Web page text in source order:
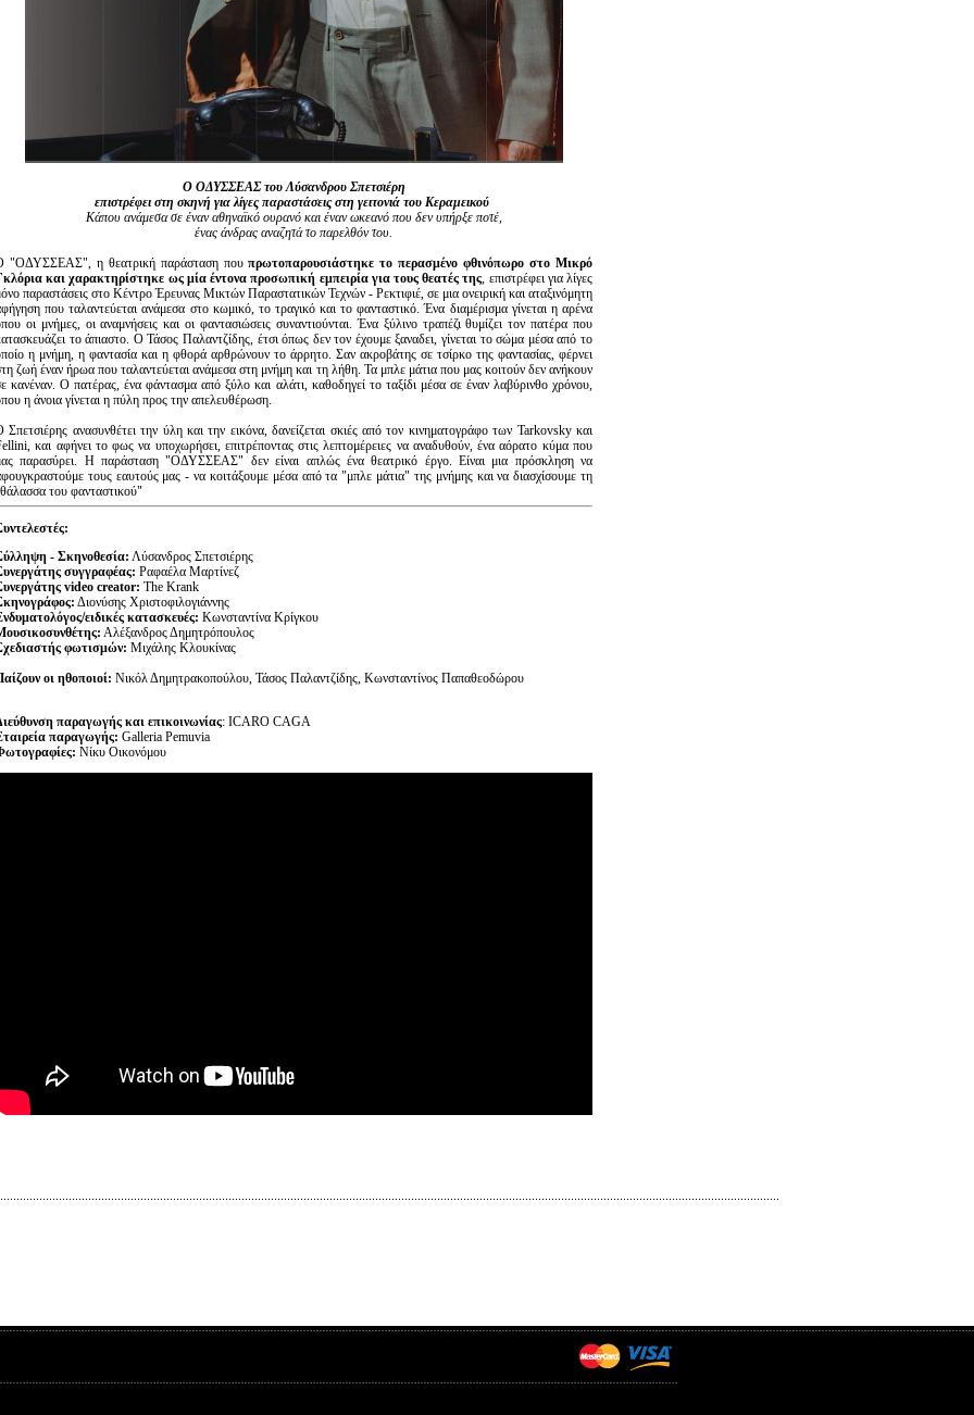
O ΟΔΥΣΣΕΑΣ του Λύσανδρου Σπετσιέρη
επιστρέφει στη σκηνή για λίγες παραστάσεις στη γειτονιά του Κεραμεικού
Κάπου ανάμεσα σε έναν αθηναϊκό ουρανό και έναν ωκεανό που δεν υπήρξε ποτέ,
ένας άνδρας αναζητά το παρελθόν του.
"ΟΔΥΣΣΕΑΣ", η θεατρική παράσταση πουπρωτοπαρουσιάστηκε το περασμένο φθινόπωρο στο Mικρό
και χαρακτηρίστηκε ως μία έντονα προσωπική εμπειρία για τους θεατές της, επιστρέφει για λίγες
παραστάσεις στο Κέντρο Έρευνας Μικτών Παραστατικών Τεχνών - Ρεκτιφιέ, σε μια ονειρική και αταξινόμητη
που ταλαντεύεται ανάμεσα στο κωμικό, το τραγικό και το φανταστικό. Ένα διαμέρισμα γίνεται η αρένα
οι μνήμες, οι αναμνήσεις και οι φαντασιώσεις συναντιούνται. Ένα ξύλινο τραπέζι θυμίζει τον πατέρα που
το άπιαστο. Ο Τάσος Παλαντζίδης, έτσι όπως δεν τον έχουμε ξαναδει, γίνεται το σώμα μέσα από το
η μνήμη, η φαντασία και η φθορά αρθρώνουν το άρρητο. Σαν ακροβάτης σε τσίρκο της φαντασίας, φέρνει
ζωή έναν ήρωα που ταλαντεύεται ανάμεσα στη μνήμη και τη λήθη. Τα μπλε μάτια που μας κοιτούν δεν ανήκουν
κανέναν. Ο πατέρας, ένα φάντασμα από ξύλο και αλάτι, καθοδηγεί το ταξίδι μέσα σε έναν λαβύρινθο χρόνου,
η άνοια γίνεται η πύλη προς την απελευθέρωση.
Σπετσιέρης ανασυνθέτει την ύλη και την εικόνα, δανείζεται σκιές από τον κινηματογράφο των Tarkovsky και
και αφήνει το φως να υποχωρήσει, επιτρέποντας στις λεπτομέρειες να αναδυθούν, ένα αόρατο κύμα που
παρασύρει. Η παράσταση "ΟΔΥΣΣΕΑΣ" δεν είναι απλώς ένα θεατρικό έργο. Είναι μια πρόσκληση να
τους εαυτούς μας - να κοιτάξουμε μέσα από τα "μπλε μάτια" της μνήμης και να διασχίσουμε τη
του φανταστικού"
- Σκηνοθεσία: Λύσανδρος Σπετσιέρης
συγγραφέας: Ραφαέλα Μαρτίνεζ
video creator: The Krank
Διονύσης Χριστοφιλογιάννης
ειδικές κατασκευές: Κωνσταντίνα Κρίγκου
Αλέξανδρος Δημητρόπουλος
φωτισμών: Μιχάλης Κλουκίνας
οι ηθοποιοί: Νικόλ Δημητρακοπούλου, Τάσος Παλαντζίδης, Κωνσταντίνος Παπαθεοδώρου
παραγωγής και επικοινωνίας: ICARO CAGA
παραγωγής: Galleria Pemuvia
Νίκυ Οικονόμου